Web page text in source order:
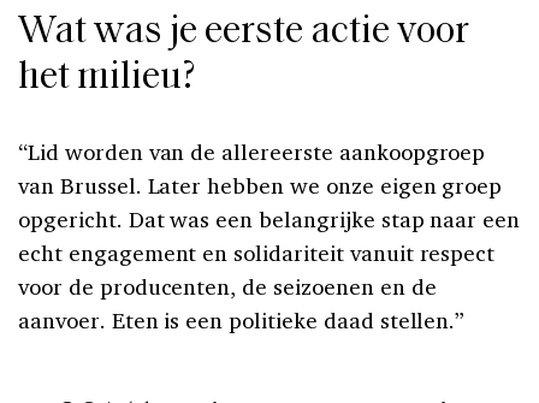
Wat was je eerste actie voor
het milieu?
“Lid worden van de allereerste aankoopgroep
van Brussel. Later hebben we onze eigen groep
opgericht. Dat was een belangrijke stap naar een
echt engagement en solidariteit vanuit respect
voor de producenten, de seizoenen en de
aanvoer. Eten is een politieke daad stellen.”